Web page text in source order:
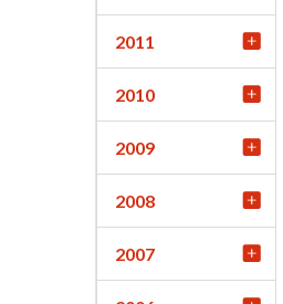
2011
2010
2009
2008
2007